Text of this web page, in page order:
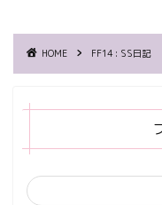
HOME FF14 : SS日記